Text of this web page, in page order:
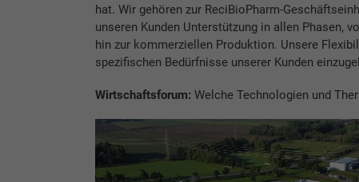
hat. Wir gehören zur ReciBioPharm-
unseren Kunden Unterstützung in allen Phasen,
hin zur kommerziellen Produktion. Unsere
spezifischen Bedürfnisse unserer Kunden
Wirtschaftsforum: Welche Technologien und